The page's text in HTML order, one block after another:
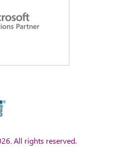
All rights reserved.